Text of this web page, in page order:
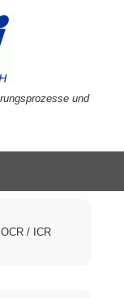
und
/ ICR